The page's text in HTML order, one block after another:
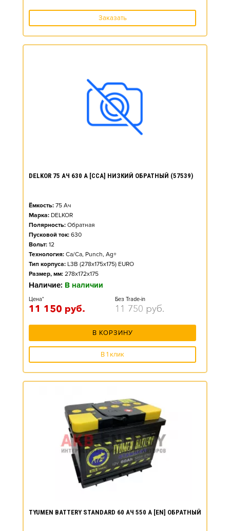
Заказать
DELKOR 75 АЧ 630 А [CCA] НИЗКИЙ ОБРАТНЫЙ (57539)
Ёмкость: 75 Ач
Марка: DELKOR
Полярность: Обратная
Пусковой ток: 630
Вольт: 12
Технология: Ca/Ca, Punch, Ag+
Тип корпуса: L3B (278x175x175) EURO
Размер, мм: 278x172x175
Наличие: В наличии
Цена*
11 150 руб.
Без Trade-in
11 750 руб.
В КОРЗИНУ
В 1 клик
TYUMEN BATTERY STANDARD 60 АЧ 550 А [EN] ОБРАТНЫЙ